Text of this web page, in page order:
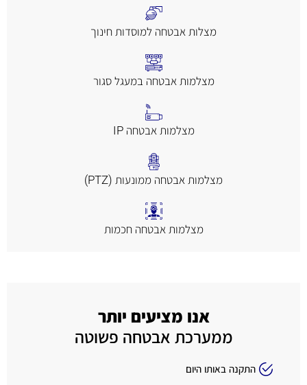
מצלות אבטחה למוסדות חינוך
מצלמות אבטחה במעגל סגור
מצלמות אבטחה IP
מצלמות אבטחה ממונעות (PTZ)
מצלמות אבטחה חכמות
אנו מציעים יותר
ממערכת אבטחה פשוטה
התקנה באותו היום